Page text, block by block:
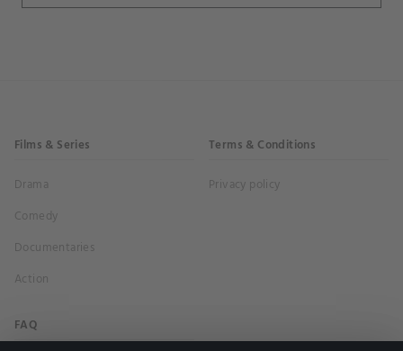
Films & Series
Drama
Comedy
Documentaries
Action
Terms & Conditions
Privacy policy
FAQ